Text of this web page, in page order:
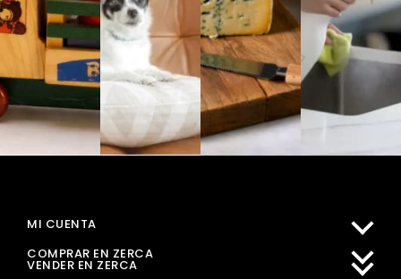
MI CUENTA
COMPRAR EN ZERCA
VENDER EN ZERCA